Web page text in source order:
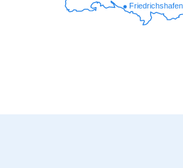
Friedrichshafen